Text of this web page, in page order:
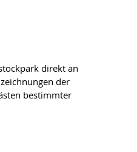
direkt an
der
bestimmter